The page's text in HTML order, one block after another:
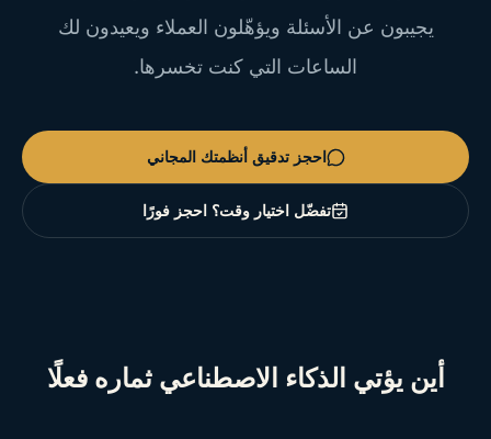
يجيبون عن الأسئلة ويؤهّلون العملاء ويعيدون لك
الساعات التي كنت تخسرها.
احجز تدقيق أنظمتك المجاني
تفضّل اختيار وقت؟ احجز فورًا
أين يؤتي الذكاء الاصطناعي ثماره فعلًا